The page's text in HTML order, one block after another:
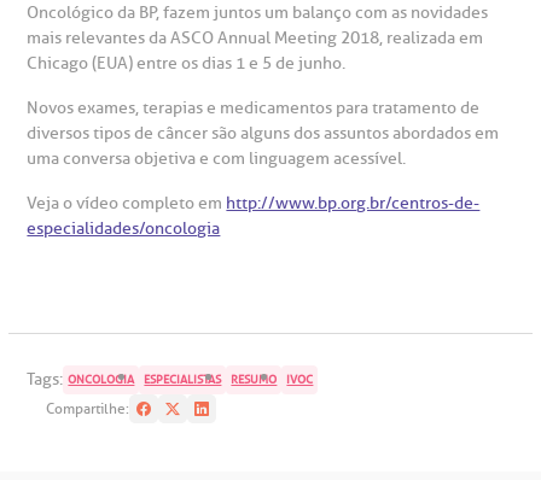
de Exames
(11)3505-1000
ouvidoria@bp.org.br
Saiba mais
Endereço:
Rua Maestro Cardim, 769
CEP: 01323-001 | Bela Vista
São Paulo - SP
BP Mirante
social da BP
corporativa
de Visita
socorro
de cópia de prontuário médico
atendimento
de Excelência em Ortopedia
especialidades
Oncológico da BP, fazem juntos um balanço com as novidades
mais relevantes da ASCO Annual Meeting 2018, realizada em
Chicago (EUA) entre os dias 1 e 5 de junho.
Novos exames, terapias e medicamentos para tratamento de
diversos tipos de câncer são alguns dos assuntos abordados em
uma conversa objetiva e com linguagem acessível.
Veja o vídeo completo em http://www.bp.org.br/centros-de-
especialidades/oncologia
Tags: ONCOLOGIA ESPECIALISTAS RESUMO IVOC
Compartilhe: